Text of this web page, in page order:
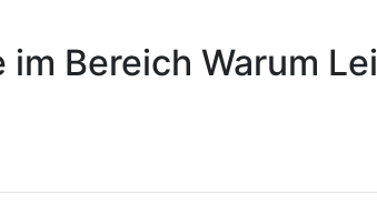
Bereich Warum